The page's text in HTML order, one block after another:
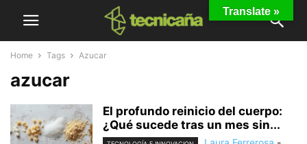
Home Tags Azucar
azucar
El profundo reinicio del cuerpo:
¿Qué sucede tras un mes sin...
Translate »